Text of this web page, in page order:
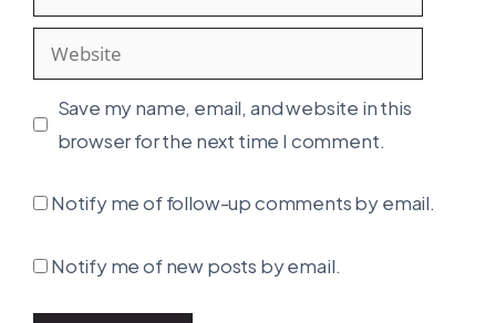
Website
Save my name, email, and website in this
browser for the next time I comment.
Notify me of follow-up comments by email.
Notify me of new posts by email.